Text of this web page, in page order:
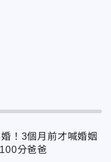
！3個月前才喊婚姻
分爸爸